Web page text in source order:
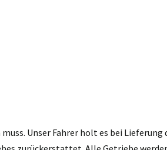
Unser Fahrer holt es bei